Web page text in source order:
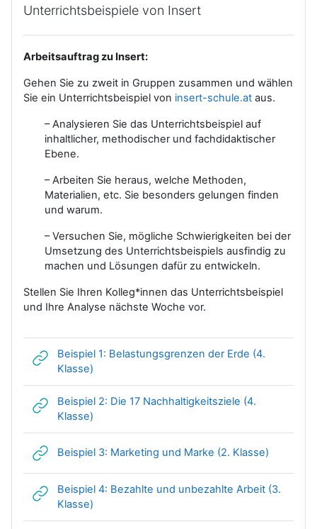
Unterrichtsbeispiele von Insert
Arbeitsauftrag zu Insert:
Gehen Sie zu zweit in Gruppen zusammen und wählen
Sie ein Unterrichtsbeispiel von insert-schule.at aus.
– Analysieren Sie das Unterrichtsbeispiel auf
inhaltlicher, methodischer und fachdidaktischer
Ebene.
– Arbeiten Sie heraus, welche Methoden,
Materialien, etc. Sie besonders gelungen finden
und warum.
– Versuchen Sie, mögliche Schwierigkeiten bei der
Umsetzung des Unterrichtsbeispiels ausfindig zu
machen und Lösungen dafür zu entwickeln.
Stellen Sie Ihren Kolleg*innen das Unterrichtsbeispiel
und Ihre Analyse nächste Woche vor.
Beispiel 1: Belastungsgrenzen der Erde (4.
Klasse)
Beispiel 2: Die 17 Nachhaltigkeitsziele (4.
Klasse)
Beispiel 3: Marketing und Marke (2. Klasse)
Beispiel 4: Bezahlte und unbezahlte Arbeit (3.
Klasse)